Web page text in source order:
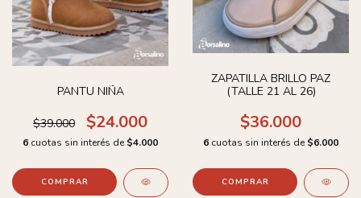
PANTU NIÑA
$39.000 $24.000
6 cuotas sin interés de $4.000
COMPRAR
ZAPATILLA BRILLO PAZ
(TALLE 21 AL 26)
$36.000
6 cuotas sin interés de $6.000
COMPRAR